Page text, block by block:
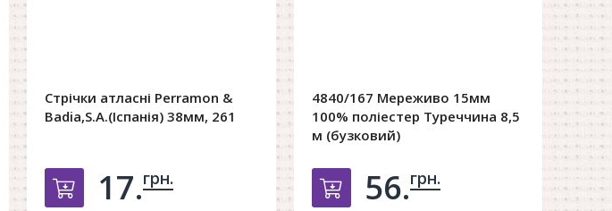
Стрічки атласні Perramon &
Badia,S.A.(Іспанія) 38мм, 261
Добавить в корзину
17.грн.
4840/167 Мереживо 15мм
100% поліестер Туреччина 8,5
м (бузковий)
Добавить в корзину
56.грн.